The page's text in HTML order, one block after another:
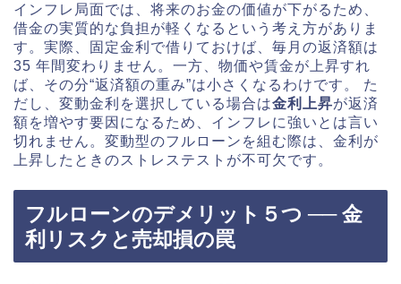
インフレ局面では、将来のお金の価値が下がるため、
借金の実質的な負担が軽くなるという考え方がありま
す。実際、固定金利で借りておけば、毎月の返済額は
35 年間変わりません。一方、物価や賃金が上昇すれ
ば、その分“返済額の重み”は小さくなるわけです。 た
だし、変動金利を選択している場合は金利上昇が返済
額を増やす要因になるため、インフレに強いとは言い
切れません。変動型のフルローンを組む際は、金利が
上昇したときのストレステストが不可欠です。
フルローンのデメリット５つ ── 金
利リスクと売却損の罠